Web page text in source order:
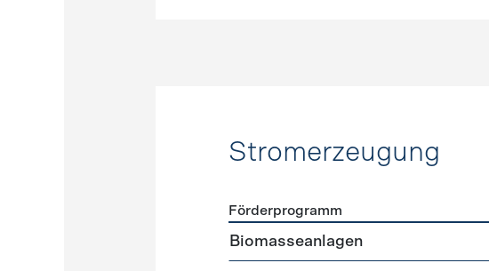
Stromerzeugung
Förderprogramme
Förderprogramm
Biomasseanlagen